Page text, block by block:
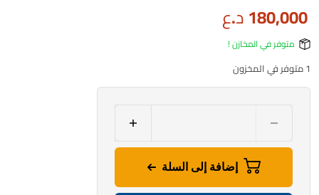
180,000د.ع
متوفر في المخازن !
1 متوفر في المخزون
إضافة إلى السلة